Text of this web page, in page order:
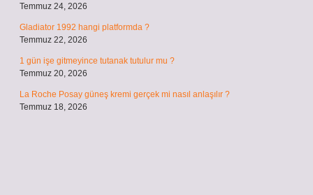
Temmuz 24, 2026
Gladiator 1992 hangi platformda ?
Temmuz 22, 2026
1 gün işe gitmeyince tutanak tutulur mu ?
Temmuz 20, 2026
La Roche Posay güneş kremi gerçek mi nasıl anlaşılır ?
Temmuz 18, 2026